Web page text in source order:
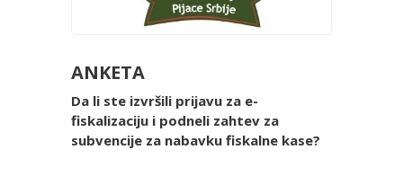
ANKETA
Da li ste izvršili prijavu za e-
fiskalizaciju i podneli zahtev za
subvencije za nabavku fiskalne kase?